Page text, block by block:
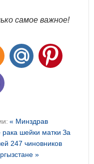
самое важное!
« Минздрав
шейки матки За
247 чиновников
»